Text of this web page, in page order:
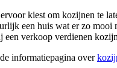
kiest om kozijnen te
een huis wat er zo
verkoop verdienen
informatiepagina over